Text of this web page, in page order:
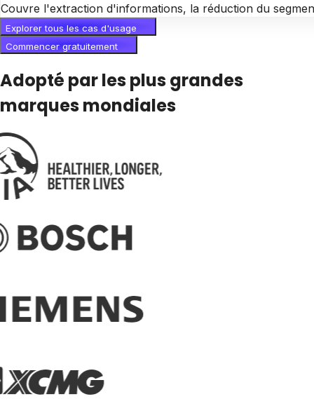
Couvre l'extraction d'informations, la réduction du
Explorer tous les cas d'usage
Commencer gratuitement
Adopté par les plus grandes
marques mondiales